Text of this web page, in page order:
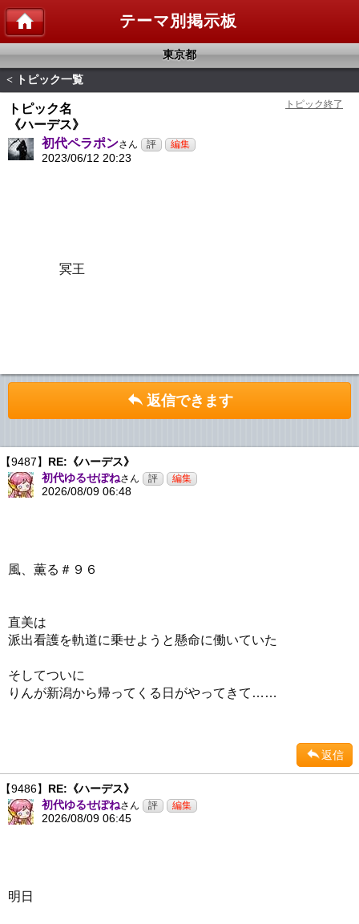
テーマ別掲示板
東京都
< トピック一覧
トピック名
《ハーデス》
初代ペラポンさん
2023/06/12 20:23
冥王
返信できます
【9487】 RE:《ハーデス》
初代ゆるせぽねさん
2026/08/09 06:48
風、薫る＃９６
直美は
派出看護を軌道に乗せようと懸命に働いていた
そしてついに
りんが新潟から帰ってくる日がやってきて……
返信
【9486】 RE:《ハーデス》
初代ゆるせぽねさん
2026/08/09 06:45
明日